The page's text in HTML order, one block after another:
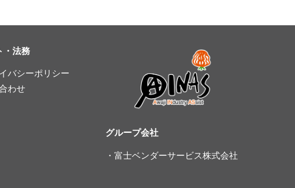
・法務
バシーポリシー
わせ
グループ会社
・富士ベンダーサービス株式会社